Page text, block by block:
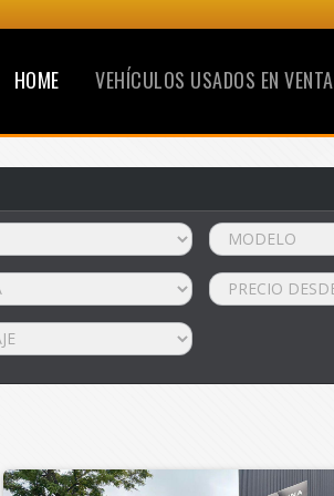
HOME VEHÍCULOS USADOS EN VENTA